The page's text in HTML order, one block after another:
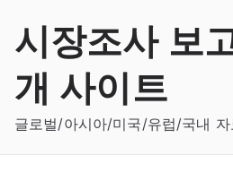
content
시장조사 보
개 사이트
글로벌/아시아/미국/유럽/국내 자